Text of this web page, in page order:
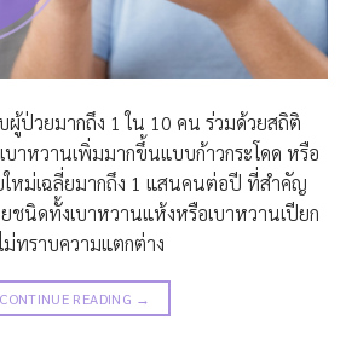
ผู้ป่วยมากถึง 1 ใน 10 คน ร่วมด้วยสถิติ
าหวานเพิ่มมากขึ้นแบบก้าวกระโดด หรือ
ใหม่เฉลี่ยมากถึง 1 แสนคนต่อปี ที่สำคัญ
ยชนิดทั้งเบาหวานแห้งหรือเบาหวานเปียก
ทราบความแตกต่าง
CONTINUE READING →